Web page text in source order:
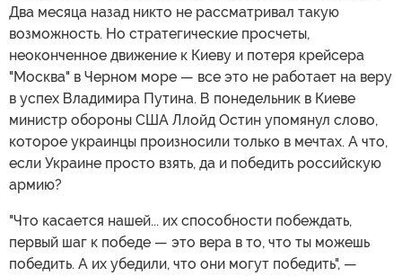
Два месяца назад никто не рассматривал такую
возможность. Но стратегические просчеты,
неоконченное движение к Киеву и потеря крейсера
"Москва" в Черном море — все это не работает на веру
в успех Владимира Путина. В понедельник в Киеве
министр обороны США Ллойд Остин упомянул слово,
которое украинцы произносили только в мечтах. А что,
если Украине просто взять, да и победить российскую
армию?
"Что касается нашей... их способности побеждать,
первый шаг к победе — это вера в то, что ты можешь
победить. А их убедили, что они могут победить", —